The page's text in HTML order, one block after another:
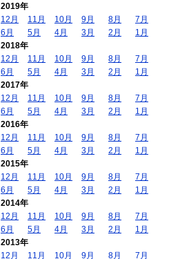
2019年
12月
11月 10月 9月 8月
7月
6月
5月 4月 3月 2月
1月
2018年
12月
11月 10月 9月 8月
7月
6月
5月 4月 3月 2月
1月
2017年
12月
11月 10月 9月 8月
7月
6月
5月 4月 3月 2月
1月
2016年
12月
11月 10月 9月 8月
7月
6月
5月 4月 3月 2月
1月
2015年
12月
11月 10月 9月 8月
7月
6月
5月 4月 3月 2月
1月
2014年
12月
11月 10月 9月 8月
7月
6月
5月 4月 3月 2月
1月
2013年
12月
11月 10月 9月 8月 7月